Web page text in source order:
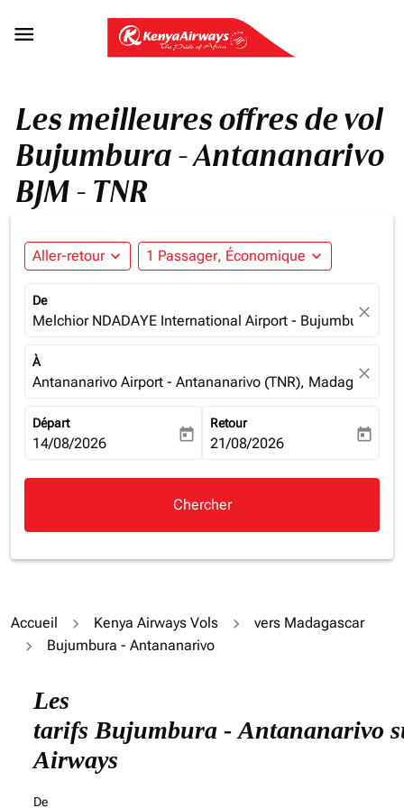

Les meilleures offres de vol
Bujumbura - Antananarivo
BJM - TNR
Aller-retour expand_more 1 Passager, Économique expand_more
De
Melchior NDADAYE International Airport - Bujumbura
close
À
Antananarivo Airport - Antananarivo (TNR), Madagascar
close
Départ
fc-booking-departure-date-aria-label
14/08/2026 today
Retour
fc-booking-return-date-aria-
21/08/2026 today
Chercher
Accueil Kenya Airways Vols
vers Madagascar
Bujumbura - Antananarivo
Les
tarifs Bujumbura - Antananarivo
Airways
De
Essayez de mettre à jour votre itinéraire (origine et/